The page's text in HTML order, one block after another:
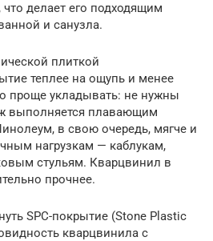
делает его подходящим
и санузла.
плиткой
теплее на ощупь и менее
проще укладывать: не нужны
выполняется плавающим
в свою очередь, мягче и
нагрузкам — каблукам,
стульям. Кварцвинил в
прочнее.
SPC-покрытие (Stone Plastic
кварцвинила с